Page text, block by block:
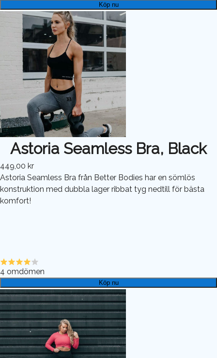
Köp nu
Astoria Seamless Bra, Black
449,00 kr
Astoria Seamless Bra från Better Bodies har en sömlös
konstruktion med dubbla lager ribbat tyg nedtill för bästa
komfort!
4 omdömen
Köp nu